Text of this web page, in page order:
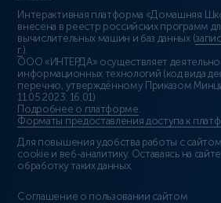
Интерактивная платформа «Домашняя
внесена в реестр российских программ
вычислительных машин и баз данных (
г.).
ООО «ИНТЕРДА» осуществляет
информационных технологий (код вида
перечню, утверждённому Приказом
11.05.2023: 16.01)
Подробнее о платформе.
Форматы предоставления доступа к
Для повышения удобства работы с
cookie и веб-аналитику. Оставаясь на
обработку таких данных.
Соглашение о пользовании сайтом